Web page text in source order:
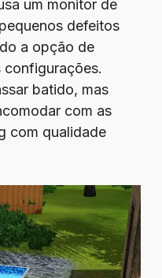
um monitor de
defeitos
a opção de
configurações.
batido, mas
com as
com qualidade